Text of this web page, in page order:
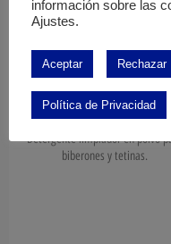
SanitMAK B
Detergente limpiador en polvo
biberones y tetinas.
información sobre las
Ajustes.
Aceptar Rechazar
Política de Privacidad